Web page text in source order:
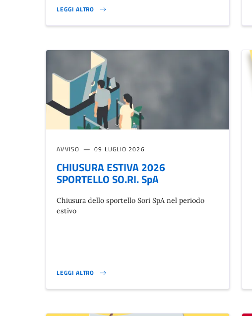
LEGGI ALTRO
PROGETTO DI LEGGE DI INIZIATIVA POPOLARE - RACCOLTA FIRME}
AVVISO 09 LUGLIO 2026
CHIUSURA ESTIVA 2026
SPORTELLO SO.RI. SpA
Chiusura dello sportello Sori SpA nel periodo
estivo
LEGGI ALTRO
CHIUSURA ESTIVA 2026 SPORTELLO SO.RI. SPA}